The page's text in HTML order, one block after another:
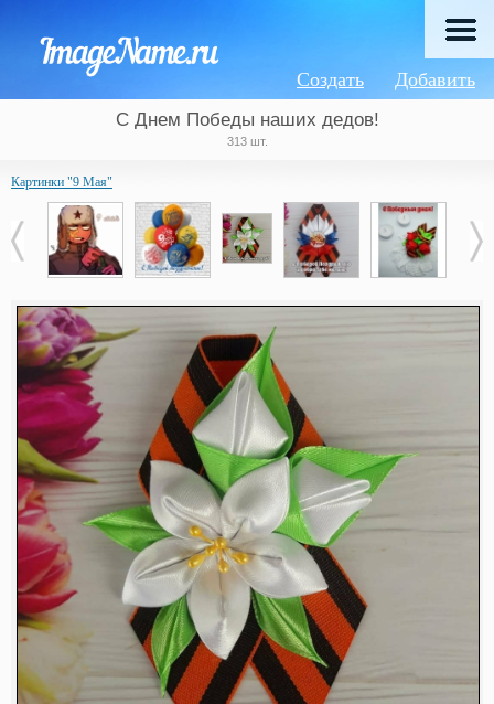
Добавить
Создать
С Днем Победы наших дедов!
313 шт.
Картинки "9 Мая"